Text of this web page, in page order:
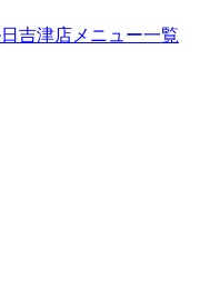
吉津店メニュー一覧